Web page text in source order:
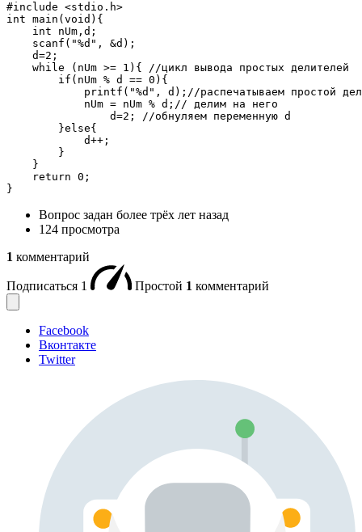
#include <stdio.h>
int main(void){
    int nUm,d;
    scanf("%d", &d);
    d=2;
    while (nUm >= 1){ //цикл вывода простых делителей
        if(nUm % d == 0){
printf("%d", d);//распечатываем простой
            nUm = nUm % d;// делим на него
                d=2; //обнуляем переменную d
        }else{
            d++;
        }
    }
    return 0;
}
Вопрос задан более трёх лет назад
124 просмотра
1 комментарий
Подписаться 1 Простой 1 комментарий
Facebook
Вконтакте
Twitter